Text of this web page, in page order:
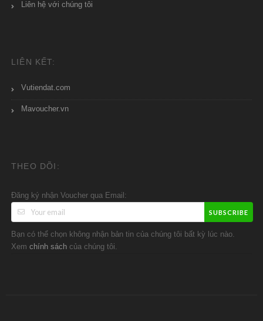
Liên hệ với chúng tôi
LIÊN KẾT:
Vutiendat.com
Mavoucher.vn
THEO DÕI:
Đăng ký nhận Voucher qua Email:
SUBSCRIBE
Bạn có thể chọn không nhận bản tin của chúng tôi bất kỳ lúc nào.
Xem chính sách của chúng tôi.